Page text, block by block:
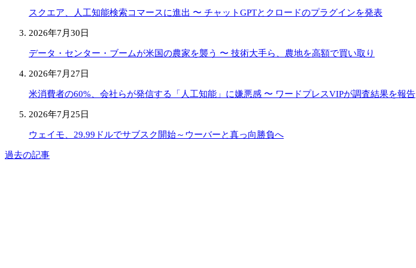
スクエア、人工知能検索コマースに進出 〜 チャットGPTとクロードのプラグインを発表
2026年7月30日
データ・センター・ブームが米国の農家を襲う 〜 技術大手ら、農地を高額で買い取り
2026年7月27日
米消費者の60%、会社らが発信する「人工知能」に嫌悪感 〜 ワードプレスVIPが調査結果を報告
2026年7月25日
ウェイモ、29.99ドルでサブスク開始～ウーバーと真っ向勝負へ
過去の記事